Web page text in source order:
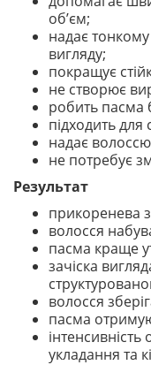
об’єм;
надає
вигляду;
покращує
не створює
робить пасма
підходить
надає
не потребує
Результат
прикоренева
волосся
пасма краще
зачіска
волосся
пасма
інтенсивність
укладання та